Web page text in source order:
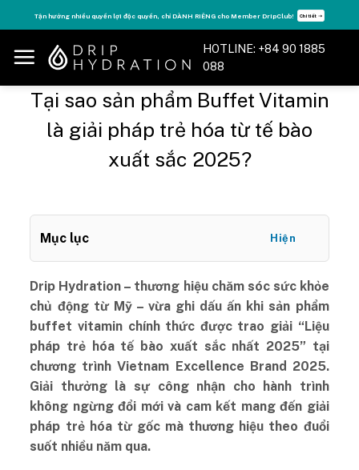
to
content
Tận hưởng nhiều quyền lợi độc quyền, chỉ DÀNH RIÊNG cho Member DripClub! Chi tiết ➝
HOTLINE: +84 90 1885
088
Tại sao sản phẩm Buffet Vitamin
là giải pháp trẻ hóa từ tế bào
xuất sắc 2025?
Mục lục Hiện
Drip Hydration – thương hiệu chăm sóc sức khỏe
chủ động từ Mỹ – vừa ghi dấu ấn khi sản phẩm
buffet vitamin chính thức được trao giải “Liệu
pháp trẻ hóa tế bào xuất sắc nhất 2025” tại
chương trình Vietnam Excellence Brand 2025.
Giải thưởng là sự công nhận cho hành trình
không ngừng đổi mới và cam kết mang đến giải
pháp trẻ hóa từ gốc mà thương hiệu theo đuổi
suốt nhiều năm qua.